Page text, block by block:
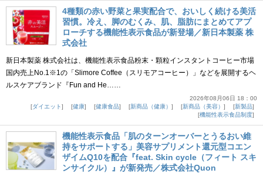
4種類の赤い野菜と果実配合で、おいしく続ける美活
習慣。冷え、脚のむくみ、肌、脂肪にまとめてアプ
ローチする機能性表示食品が新登場／新日本製薬 株
式会社
新日本製薬 株式会社は、機能性表示食品粉末・顆粒インスタントコーヒー市場
国内売上No.1※1の「Slimore Coffee（スリモアコーヒー）」などを展開するヘ
ルスケアブランド『Fun and He……
2026年08月06日 18：00
ダイエット
健康 健康食品 新商品（健康） 新商品（美容）
新製品
機能性表示食品制度
機能性表示食品「肌のターンオーバーとうるおい維
持をサポートする」美容サプリメント還元型コエン
ザイムQ10を配合『feat. Skin cycle（フィート スキ
ンサイクル）』が新発売／株式会社Quon